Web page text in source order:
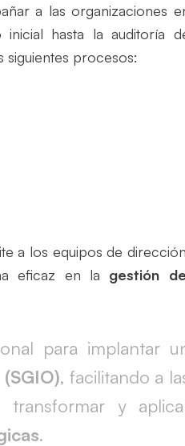
a las organizaciones
hasta la auditoría
procesos:
a los equipos de
eficaz en la gestión
para implantar
, facilitando a
transformar y
.